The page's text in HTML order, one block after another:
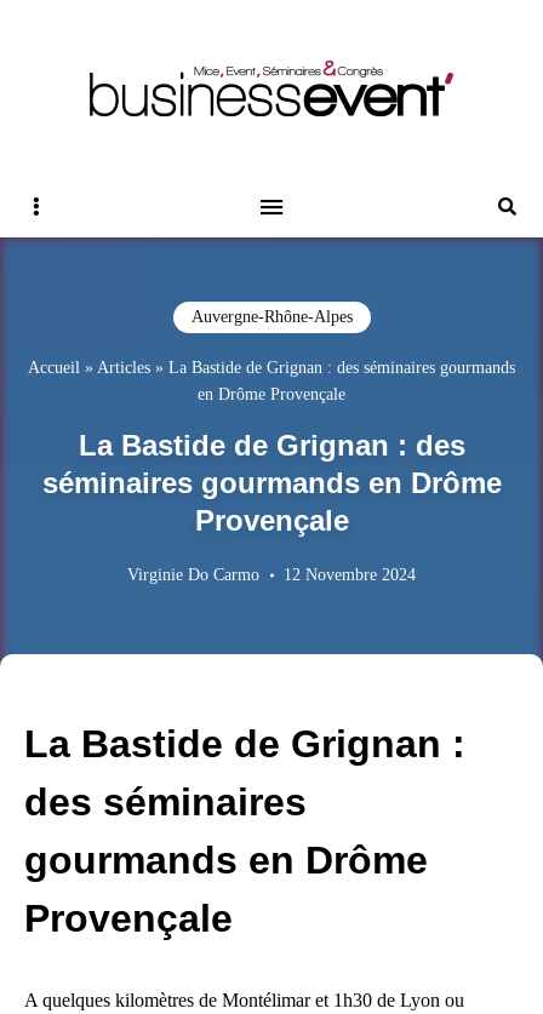
Sidebar
Auvergne-Rhône-Alpes
Accueil » Articles » La Bastide de Grignan : des séminaires gourmands
en Drôme Provençale
La Bastide de Grignan : des
séminaires gourmands en Drôme
Provençale
Virginie Do Carmo 12 Novembre 2024
La Bastide de Grignan :
des séminaires
gourmands en Drôme
Provençale
A quelques kilomètres de Montélimar et 1h30 de Lyon ou